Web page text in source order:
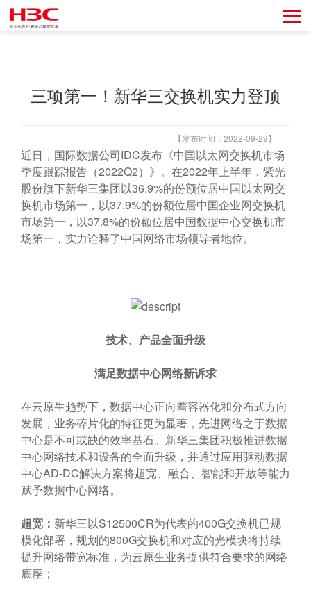
三项第一！新华三交换机实力登顶
【发布时间：2022-09-29】
近日，国际数据公司IDC发布《中国以太网交换机市场
季度跟踪报告（2022Q2）》。在2022年上半年，紫光
股份旗下新华三集团以36.9%的份额位居中国以太网交
换机市场第一，以37.9%的份额位居中国企业网交换机
市场第一，以37.8%的份额位居中国数据中心交换机市
场第一，实力诠释了中国网络市场领导者地位。
技术、产品全面升级
满足数据中心网络新诉求
在云原生趋势下，数据中心正向着容器化和分布式方向
发展，业务碎片化的特征更为显著，先进网络之于数据
中心是不可或缺的效率基石。新华三集团积极推进数据
中心网络技术和设备的全面升级，并通过应用驱动数据
中心AD-DC解决方案将超宽、融合、智能和开放等能力
赋予数据中心网络。
超宽： 新华三以S12500CR为代表的400G交换机已规
模化部署，规划的800G交换机和对应的光模块将持续
提升网络带宽标准，为云原生业务提供符合要求的网络
底座；